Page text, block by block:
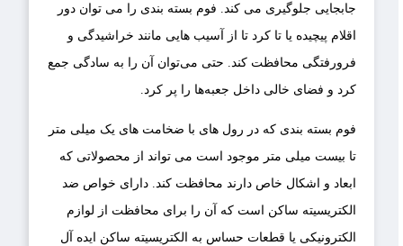
جابجایی جلوگیری می کند. فوم بسته بندی را می توان دور
اقلام پیچیده یا تا کرد تا از آسیب هایی مانند خراشیدگی و
فرورفتگی محافظت کند. حتی می‌توان آن را به سادگی جمع
کرد و فضای خالی داخل جعبه‌ها را پر کرد.
فوم بسته بندی که در رول های با ضخامت های یک میلی متر
تا بیست میلی متر موجود است می تواند از محصولاتی که
ابعاد و اشکال خاص دارند محافظت کند. دارای خواص ضد
الکتریسیته ساکن است که آن را برای محافظت از لوازم
الکترونیکی یا قطعات حساس به الکتریسیته ساکن ایده آل